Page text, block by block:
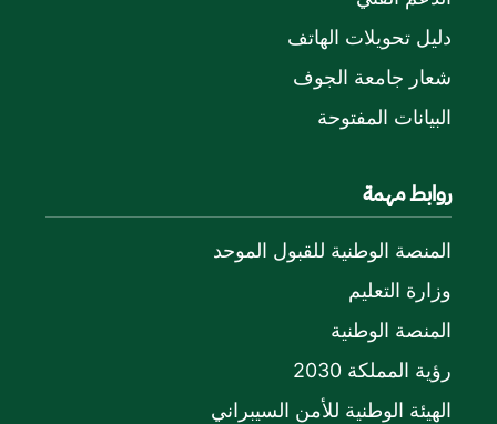
دليل تحويلات الهاتف
شعار جامعة الجوف
البيانات المفتوحة
روابط مهمة
المنصة الوطنية للقبول الموحد
وزارة التعليم
المنصة الوطنية
رؤية المملكة 2030
الهيئة الوطنية للأمن السيبراني